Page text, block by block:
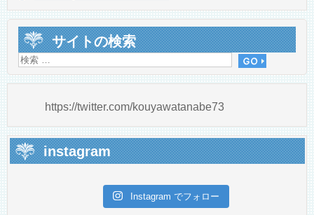
サイトの検索
https://twitter.com/kouyawatanabe73
instagram
Instagram でフォロー